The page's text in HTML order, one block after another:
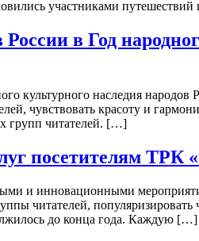
участниками
в Год
культурного наследия
чувствовать красоту и
групп читателей. […]
посетителям
и инновационными
читателей,
до конца года. Каждую […]